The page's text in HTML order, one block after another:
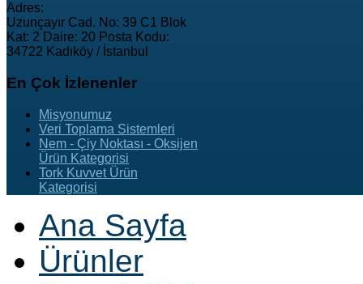
Adres:
Uzunçayır Cad. No: 39 C1 Blok
Kat: 2 Daire: 20 Posta Kodu:
34722 Kadıköy / İstanbul
En Çok İzlenenler
Misyonumuz
Veri Toplama Sistemleri
Nem - Çiy Noktası - Oksijen
Ürün Kategorisi
Tork Kuvvet Ürün
Kategorisi
Ana Sayfa
Ürünler